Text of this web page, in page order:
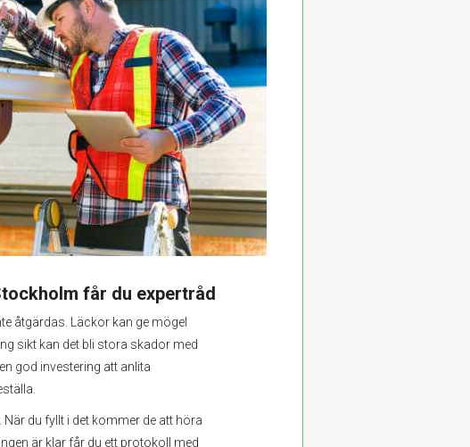
får du expertråd
åtgärdas. Läckor kan ge mögel
sikt kan det bli stora skador med
god investering att anlita
du fyllt i det kommer de att höra
är klar får du ett protokoll med